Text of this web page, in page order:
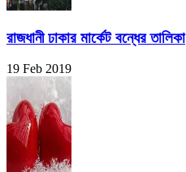
রাজধানী ঢাকার মার্কেট বন্ধের তালিকা
19 Feb 2019